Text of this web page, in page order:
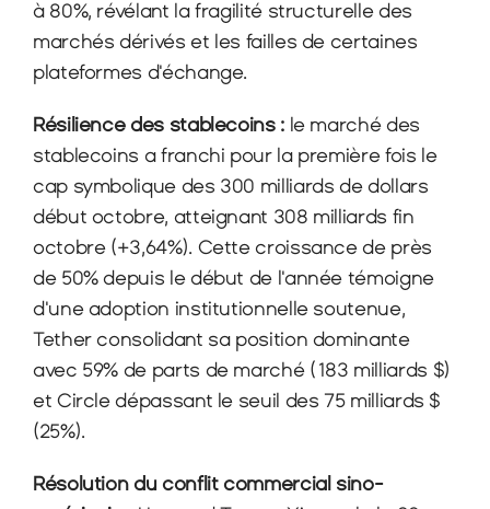
à 80%, révélant la fragilité structurelle des
marchés dérivés et les failles de certaines
plateformes d'échange.
Résilience des stablecoins : le marché des
stablecoins a franchi pour la première fois le
cap symbolique des 300 milliards de dollars
début octobre, atteignant 308 milliards fin
octobre (+3,64%). Cette croissance de près
de 50% depuis le début de l'année témoigne
d'une adoption institutionnelle soutenue,
Tether consolidant sa position dominante
avec 59% de parts de marché (183 milliards $)
et Circle dépassant le seuil des 75 milliards $
(25%).
Résolution du conflit commercial sino-